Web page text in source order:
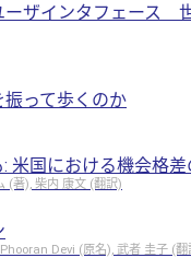
ーザインタフェース
って歩くのか
米国における機会格差
(著), 柴内 康文 (翻訳)
Devi (原名), 武者 圭子 (翻